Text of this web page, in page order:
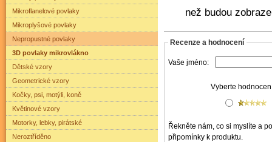
než budou
Recenze a hodnocení
Vaše jméno:
Vyberte
Řekněte nám, co si myslíte a
připomínky k produktu.
Mikroflanelové povlaky
Mikroplyšové povlaky
Nepropustné povlaky
3D povlaky mikrovlákno
Dětské vzory
Geometrické vzory
Kočky, psi, motýli, koně
Květinové vzory
Motorky, lebky, pirátské
Neroztříděno